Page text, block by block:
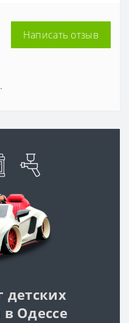
Написать отзыв
детских
Одессе